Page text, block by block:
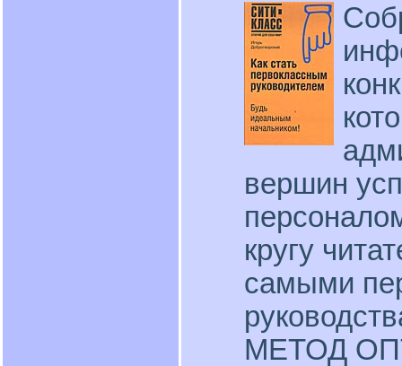
вершин
кругу
самыми
МЕТОД